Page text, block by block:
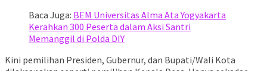
Baca Juga: BEM Universitas Alma Ata Yogyakarta
Kerahkan 300 Peserta dalam Aksi Santri
Memanggil di Polda DIY
Kini pemilihan Presiden, Gubernur, dan Bupati/Wali Kota